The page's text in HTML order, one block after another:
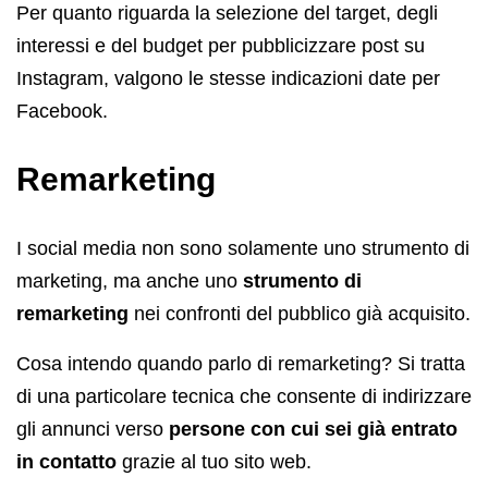
Per quanto riguarda la selezione del target, degli
interessi e del budget per pubblicizzare post su
Instagram, valgono le stesse indicazioni date per
Facebook.
Remarketing
I social media non sono solamente uno strumento di
marketing, ma anche uno strumento di
remarketing nei confronti del pubblico già acquisito.
Cosa intendo quando parlo di remarketing? Si tratta
di una particolare tecnica che consente di indirizzare
gli annunci verso persone con cui sei già entrato
in contatto grazie al tuo sito web.